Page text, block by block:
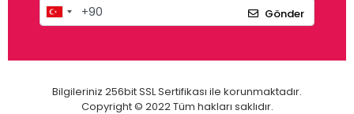
Gönder
Bilgileriniz 256bit SSL Sertifikası ile korunmaktadır.
Copyright © 2022 Tüm hakları saklıdır.